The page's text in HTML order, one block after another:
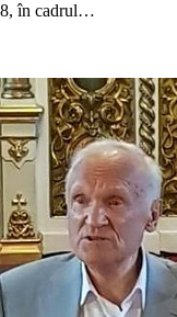
în cadrul…